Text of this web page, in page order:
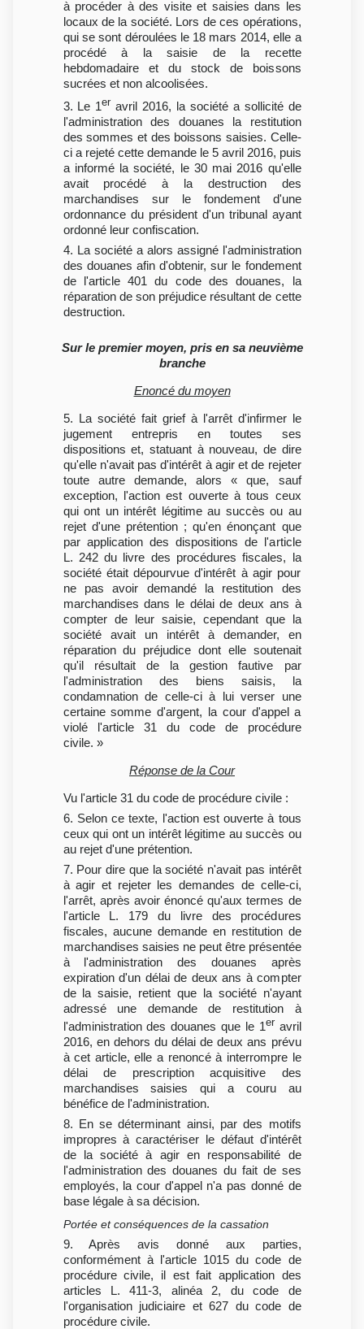
à procéder à des visite et saisies dans les
locaux de la société. Lors de ces opérations,
qui se sont déroulées le 18 mars 2014, elle a
procédé à la saisie de la recette
hebdomadaire et du stock de boissons
sucrées et non alcoolisées.
3. Le 1er avril 2016, la société a sollicité de
l'administration des douanes la restitution
des sommes et des boissons saisies. Celle-
ci a rejeté cette demande le 5 avril 2016, puis
a informé la société, le 30 mai 2016 qu'elle
avait procédé à la destruction des
marchandises sur le fondement d'une
ordonnance du président d'un tribunal ayant
ordonné leur confiscation.
4. La société a alors assigné l'administration
des douanes afin d'obtenir, sur le fondement
de l'article 401 du code des douanes, la
réparation de son préjudice résultant de cette
destruction.
Sur le premier moyen, pris en sa neuvième
branche
Enoncé du moyen
5. La société fait grief à l'arrêt d'infirmer le
jugement entrepris en toutes ses
dispositions et, statuant à nouveau, de dire
qu'elle n'avait pas d'intérêt à agir et de rejeter
toute autre demande, alors « que, sauf
exception, l'action est ouverte à tous ceux
qui ont un intérêt légitime au succès ou au
rejet d'une prétention ; qu'en énonçant que
par application des dispositions de l'article
L. 242 du livre des procédures fiscales, la
société était dépourvue d'intérêt à agir pour
ne pas avoir demandé la restitution des
marchandises dans le délai de deux ans à
compter de leur saisie, cependant que la
société avait un intérêt à demander, en
réparation du préjudice dont elle soutenait
qu'il résultait de la gestion fautive par
l'administration des biens saisis, la
condamnation de celle-ci à lui verser une
certaine somme d'argent, la cour d'appel a
violé l'article 31 du code de procédure
civile. »
Réponse de la Cour
Vu l'article 31 du code de procédure civile :
6. Selon ce texte, l'action est ouverte à tous
ceux qui ont un intérêt légitime au succès ou
au rejet d'une prétention.
7. Pour dire que la société n'avait pas intérêt
à agir et rejeter les demandes de celle-ci,
l'arrêt, après avoir énoncé qu'aux termes de
l'article L. 179 du livre des procédures
fiscales, aucune demande en restitution de
marchandises saisies ne peut être présentée
à l'administration des douanes après
expiration d'un délai de deux ans à compter
de la saisie, retient que la société n'ayant
adressé une demande de restitution à
l'administration des douanes que le 1er avril
2016, en dehors du délai de deux ans prévu
à cet article, elle a renoncé à interrompre le
délai de prescription acquisitive des
marchandises saisies qui a couru au
bénéfice de l'administration.
8. En se déterminant ainsi, par des motifs
impropres à caractériser le défaut d'intérêt
de la société à agir en responsabilité de
l'administration des douanes du fait de ses
employés, la cour d'appel n'a pas donné de
base légale à sa décision.
Portée et conséquences de la cassation
9. Après avis donné aux parties,
conformément à l'article 1015 du code de
procédure civile, il est fait application des
articles L. 411-3, alinéa 2, du code de
l'organisation judiciaire et 627 du code de
procédure civile.